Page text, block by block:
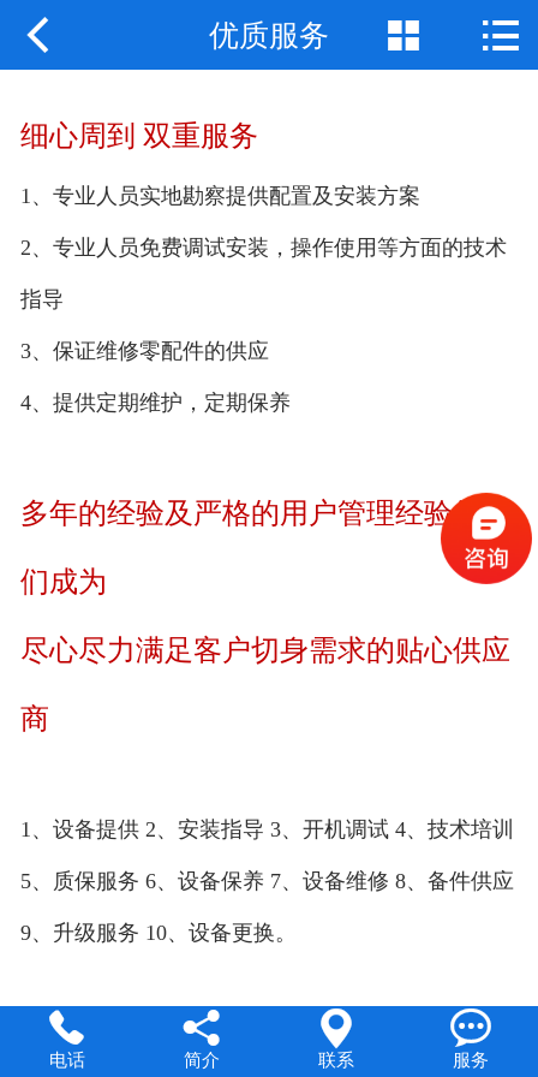
网站首页
新闻动态
 优质服务  
细心周到 双重服务
1、专业人员实地勘察提供配置及安装方案
2、专业人员免费调试安装，操作使用等方面的技术
指导
3、保证维修零配件的供应
4、提供定期维护，定期保养
多年的经验及严格的用户管理经验使我
们成为
尽心尽力满足客户切身需求的贴心供应
商
1、设备提供 2、安装指导 3、开机调试 4、技术培训
5、质保服务 6、设备保养 7、设备维修 8、备件供应
9、升级服务 10、设备更换。

电话

简介

联系

服务